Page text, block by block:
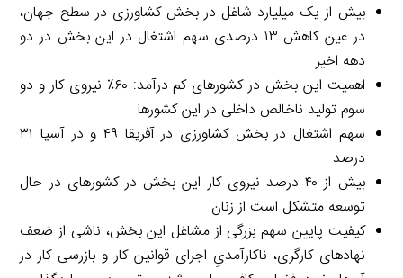
بیش از یک میلیارد شاغل در بخش کشاورزی در سطح جهان،
در عین کاهش ۱۳ درصدی سهم اشتغال در این بخش در دو
دهه اخیر
اهمیت این بخش در کشورهای کم درآمد: ۶۰٪ نیروی کار و دو
سوم تولید ناخالص داخلی در این کشورها
سهم اشتغال در بخش کشاورزی در آفریقا ۴۹ و در آسیا ۳۱
درصد
بیش از ۴۰ درصد نیروی کار این بخش در کشورهای در حال
توسعه متشکل است از زنان
کیفیت پایین سهم بزرگی از مشاغل این بخش، ناشی از ضعف
نهادهای کارگری، ناکارآمدیِ اجرای قوانین کار و بازرسی کار در